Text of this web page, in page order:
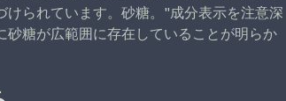
られています。砂糖。"成分表示を注意深
砂糖が広範囲に存在していることが明らか